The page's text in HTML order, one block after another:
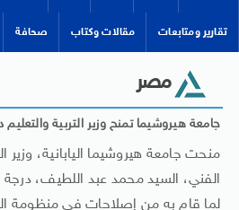
تقارير ومتابعات مقالات وكتاب صحافة
مصر
جامعة هيروشيما تمنح وزير التربية والتعليم
منحت جامعة هيروشيما اليابانية، وزير
الفني، السيد محمد عبد اللطيف، درجة
لما قام به من إصلاحات في منظومة